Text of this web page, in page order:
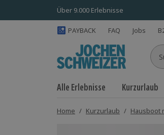
Über 9.000 Erlebnisse
PAYBACK FAQ Jobs
Alle Erlebnisse Kurzurlaub
Home / Kurzurlaub / Hausboot